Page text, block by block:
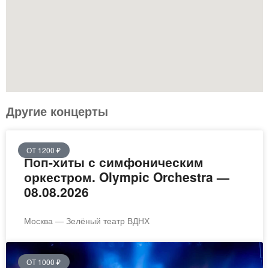
Другие концерты
ОТ 1200 ₽
Поп-хиты с симфоническим
оркестром. Olympic Orchestra —
08.08.2026
Москва — Зелёный театр ВДНХ
ОТ 1000 ₽